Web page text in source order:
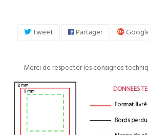
Tweet Partager
Merci de respecter les consignes